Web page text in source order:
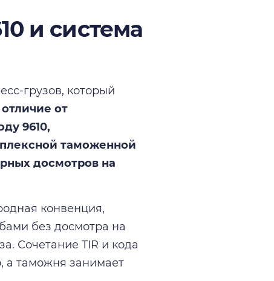
и система
грузов, который
от
9610,
таможенной
досмотров на
конвенция,
без досмотра на
Сочетание TIR и кода
а таможня занимает